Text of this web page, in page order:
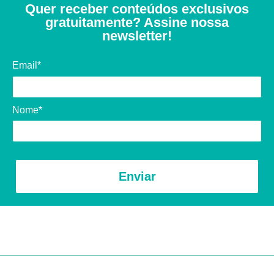
Quer receber conteúdos exclusivos
gratuitamente? Assine nossa
newsletter!
Email*
Nome*
Enviar